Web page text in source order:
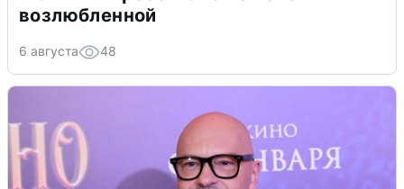
возлюбленной
6 августа 48